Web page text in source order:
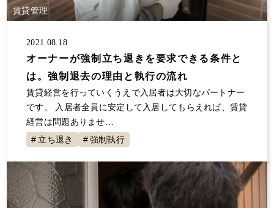
サラリーマン
事業継承 夜逃げ
東京ルール
節税対策
確定申告していない
大家の会
家賃
空室対策
決算書 1年目
セミナー登壇
値上げ
事故物件 融資 初年度
展示会
交渉
不動産所得
地主と家主
入居者
税金
全国賃貸住宅新聞 トラブル
ゴミ屋敷
敷金
損害賠償
償却
固定資産税
グループ相談会 管理会社
漏水
賃貸管理
2021.08.18
オーナーが強制立ち退きを要求できる条件と
は。強制退去の理由と執行の流れ
賃貸経営を行っていくうえで入居者は大切なパートナー
です。 入居者全員に安定して入居してもらえれば、賃貸
経営は問題ありませ…
立ち退き
強制執行